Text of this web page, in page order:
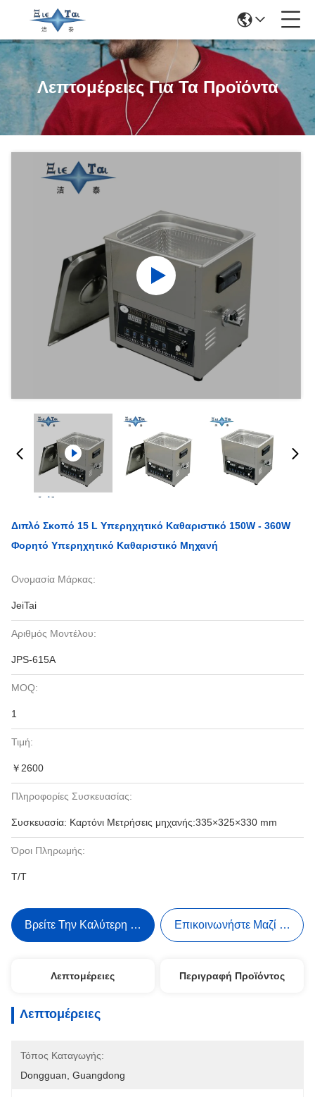
Λεπτομέρειες Για Τα Προϊόντα
Διπλό Σκοπό 15 L Υπερηχητικό Καθαριστικό 150W - 360W
Φορητό Υπερηχητικό Καθαριστικό Μηχανή
Ονομασία Μάρκας:
JeiTai
Αριθμός Μοντέλου:
JPS-615Α
MOQ:
1
Τιμή:
￥2600
Πληροφορίες Συσκευασίας:
Συσκευασία: Καρτόνι Μετρήσεις μηχανής:335×325×330 mm
Όροι Πληρωμής:
Τ/Τ
Βρείτε Την Καλύτερη Τιμή Επικοινωνήστε Μαζί Μας
Λεπτομέρειες Περιγραφή Προϊόντος
Λεπτομέρειες
Τόπος Καταγωγής:
Dongguan, Guangdong